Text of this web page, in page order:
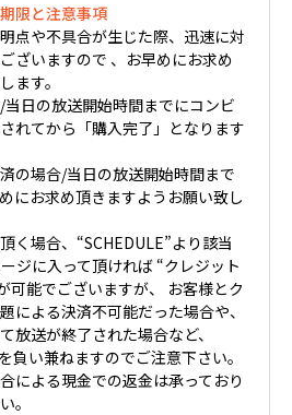
限と注意事項
点や不具合が生じた際、迅速に対
ざいますので 、お早めにお求め
ます。
日の放送開始時間までにコンビ
れてから「購入完了」となります
の場合/当日の放送開始時間まで
にお求め頂きますようお願い致し
く場合、“SCHEDULE”より該当
ジに入って頂ければ “クレジット
可能でございますが、 お客様とク
による決済不可能だった場合や、
放送が終了された場合など、
い兼ねますのでご注意下さい。
による現金での返金は承っており
。